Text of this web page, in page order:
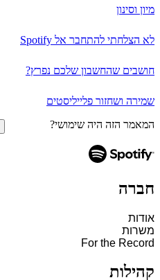
מיון וסינון
לא הצלחתי להתחבר אל Spotify
חושבים שהחשבון שלכם נפרץ?
שמירה ושחזור פלייליסטים
המאמר הזה היה שימושי?
חברה
אודות
משרות
For the Record
קהילות